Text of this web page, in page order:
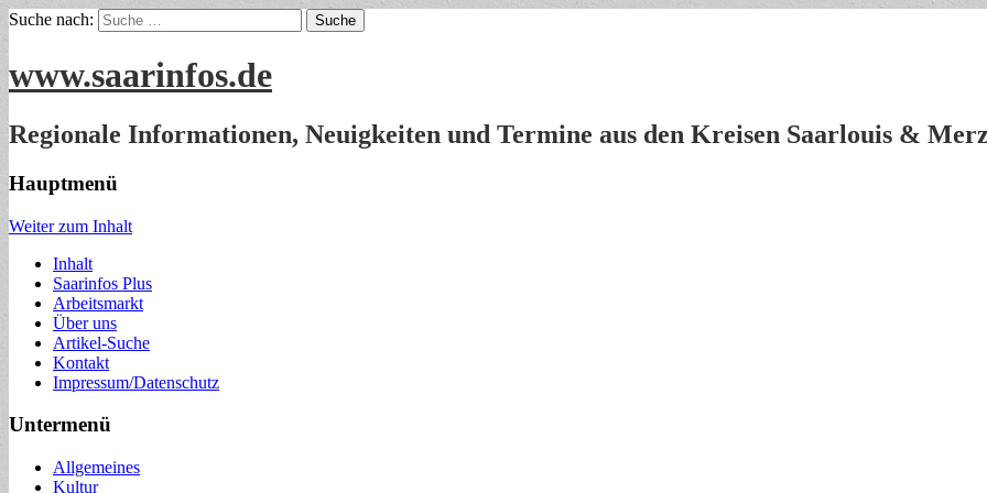
Suche nach:
www.saarinfos.de
Regionale Informationen, Neuigkeiten und Termine aus den Kreisen Saarlouis &
Hauptmenü
Weiter zum Inhalt
Inhalt
Saarinfos Plus
Arbeitsmarkt
Über uns
Artikel-Suche
Kontakt
Impressum/Datenschutz
Untermenü
Allgemeines
Kultur